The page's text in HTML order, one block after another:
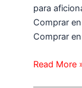
para
Comprar
Comprar
Read More